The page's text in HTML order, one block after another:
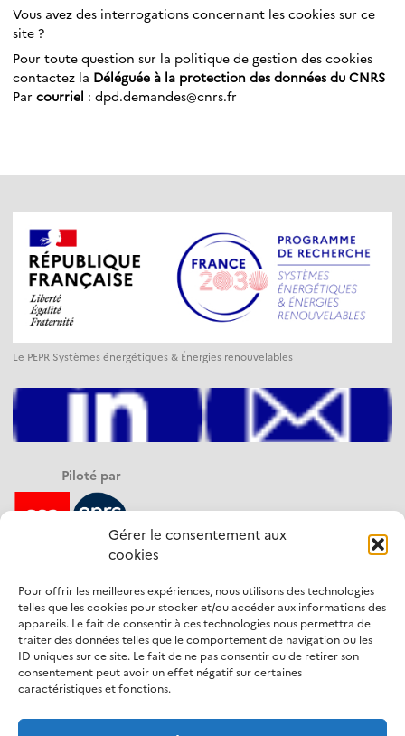
Gérer le consentement aux
cookies
Pour offrir les meilleures expériences, nous utilisons des technologies
telles que les cookies pour stocker et/ou accéder aux informations des
appareils. Le fait de consentir à ces technologies nous permettra de
traiter des données telles que le comportement de navigation ou les
ID uniques sur ce site. Le fait de ne pas consentir ou de retirer son
consentement peut avoir un effet négatif sur certaines
caractéristiques et fonctions.
Vous avez des interrogations concernant les cookies sur ce
site ?
Pour toute question sur la politique de gestion des cookies
contactez la Déléguée à la protection des données du CNRS
Par courriel : dpd.demandes@cnrs.fr
Le PEPR Systèmes énergétiques & Énergies renouvelables
Piloté par
Opéré par